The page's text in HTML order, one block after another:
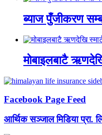
ब्याज पुँजीकरण
मोबाइलबाटै
Facebook Page Feed
आर्थिक सञ्जाल मिडिया प्रा.